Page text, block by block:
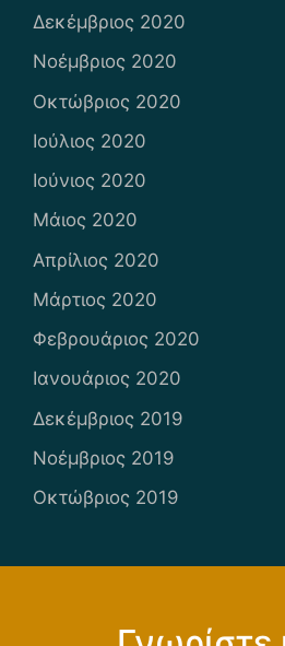
Δεκέμβριος 2020
Νοέμβριος 2020
Οκτώβριος 2020
Ιούλιος 2020
Ιούνιος 2020
Μάιος 2020
Απρίλιος 2020
Μάρτιος 2020
Φεβρουάριος 2020
Ιανουάριος 2020
Δεκέμβριος 2019
Νοέμβριος 2019
Οκτώβριος 2019